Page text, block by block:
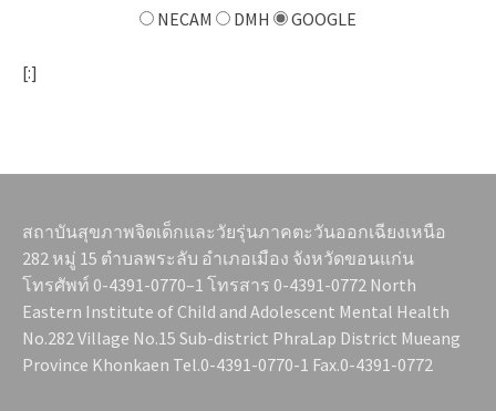
NECAM DMH GOOGLE
[:]
สถาบันสุขภาพจิตเด็กและวัยรุ่นภาคตะวันออกเฉียงเหนือ
282 หมู่ 15 ตำบลพระลับ อำเภอเมือง จังหวัดขอนแก่น
โทรศัพท์ 0-4391-0770–1 โทรสาร 0-4391-0772 North
Eastern Institute of Child and Adolescent Mental Health
No.282 Village No.15 Sub-district PhraLap District Mueang
Province Khonkaen Tel.0-4391-0770-1 Fax.0-4391-0772